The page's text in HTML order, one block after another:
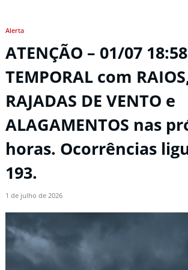
Alerta
ATENÇÃO – 01/07
TEMPORAL com
RAJADAS DE VENTO e
ALAGAMENTOS nas
horas. Ocorrências
193.
1 de julho de 2026